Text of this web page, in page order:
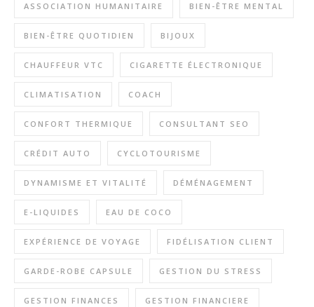
ASSOCIATION HUMANITAIRE BIEN-ÊTRE MENTAL
BIEN-ÊTRE QUOTIDIEN BIJOUX
CHAUFFEUR VTC CIGARETTE ÉLECTRONIQUE
CLIMATISATION COACH
CONFORT THERMIQUE CONSULTANT SEO
CRÉDIT AUTO CYCLOTOURISME
DYNAMISME ET VITALITÉ DÉMÉNAGEMENT
E-LIQUIDES EAU DE COCO
EXPÉRIENCE DE VOYAGE FIDÉLISATION CLIENT
GARDE-ROBE CAPSULE GESTION DU STRESS
GESTION FINANCES GESTION FINANCIERE